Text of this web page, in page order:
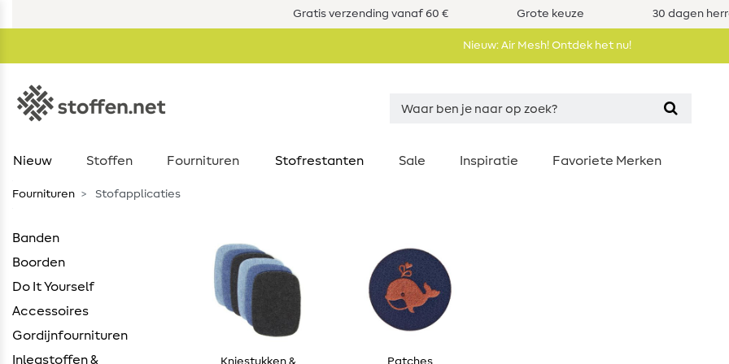
Gratis verzending vanaf 60 € Grote keuze 30 dagen
Nieuw: Air Mesh! Ontdek het nu!
Nieuw Stoffen Fournituren Stofrestanten Sale Inspiratie Favoriete Merken
Fournituren Stofapplicaties
Banden
Boorden
Do It Yourself
Accessoires
Gordijnfournituren
Inlegstoffen &
Kniestukken &
Patches